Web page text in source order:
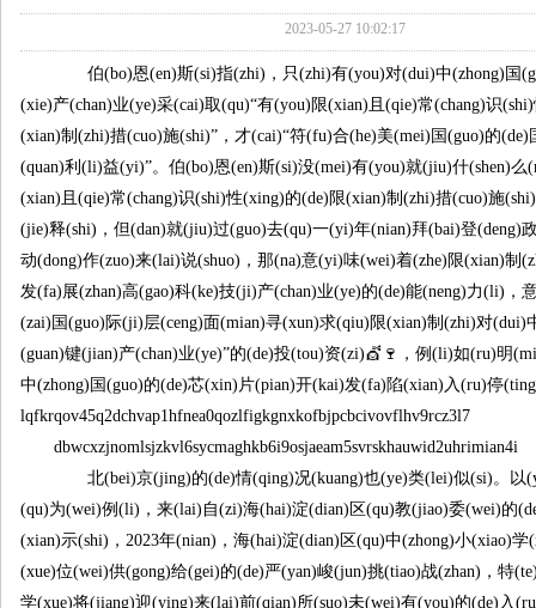
2023-05-27 10:02:17
伯(bo)恩(en)斯(si)指(zhi)，只(zhi)有(you)对(dui)中(zhong)国
(xie)产(chan)业(ye)采(cai)取(qu)“有(you)限(xian)且(qie)常(chang)识
(xian)制(zhi)措(cuo)施(shi)”，才(cai)“符(fu)合(he)美(mei)国(guo)的
(quan)利(li)益(yi)”。伯(bo)恩(en)斯(si)没(mei)有(you)就(jiu)什(shen)么
(xian)且(qie)常(chang)识(shi)性(xing)的(de)限(xian)制(zhi)措(cuo)施
(jie)释(shi)，但(dan)就(jiu)过(guo)去(qu)一(yi)年(nian)拜(bai)登(deng)
动(dong)作(zuo)来(lai)说(shuo)，那(na)意(yi)味(wei)着(zhe)限(xian)制
发(fa)展(zhan)高(gao)科(ke)技(ji)产(chan)业(ye)的(de)能(neng)力(li)，
(zai)国(guo)际(ji)层(ceng)面(mian)寻(xun)求(qiu)限(xian)制(zhi)对(dui)
(guan)键(jian)产(chan)业(ye)”的(de)投(tou)资(zi)💇🍷，例(li)如(ru)明
中(zhong)国(guo)的(de)芯(xin)片(pian)开(kai)发(fa)陷(xian)入(ru)停
lqfkrqov45q2dchvap1hfnea0qozlfigkgnxkofbjpcbcivovflhv9rcz3l7
dbwcxzjnomlsjzkvl6sycmaghkb6i9osjaeam5svrskhauwid2uhrimian4i
北(bei)京(jing)的(de)情(qing)况(kuang)也(ye)类(lei)似(si)。以
(qu)为(wei)例(li)，来(lai)自(zi)海(hai)淀(dian)区(qu)教(jiao)委(wei)的
(xian)示(shi)，2023年(nian)，海(hai)淀(dian)区(qu)中(zhong)小(xiao)
(xue)位(wei)供(gong)给(gei)的(de)严(yan)峻(jun)挑(tiao)战(zhan)，特
学(xue)将(jiang)迎(ying)来(lai)前(qian)所(suo)未(wei)有(you)的(de)入